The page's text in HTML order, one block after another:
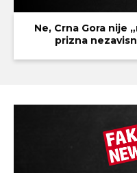
Ne, Crna Gora nije
prizna